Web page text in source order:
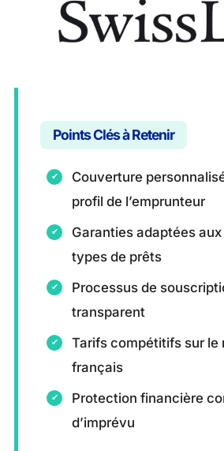
Points Clés à Retenir
Couverture
profil de l’emprunteur
Garanties adaptées
types de prêts
Processus de
transparent
Tarifs compétitifs sur le
français
Protection financière
d’imprévu